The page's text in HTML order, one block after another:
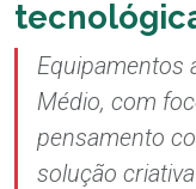
Equipamentos
Médio, com
pensamento
solução